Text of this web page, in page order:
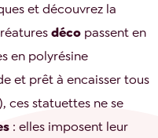
et découvrez la
déco passent en
en polyrésine
et prêt à encaisser tous
ces statuettes ne se
: elles imposent leur